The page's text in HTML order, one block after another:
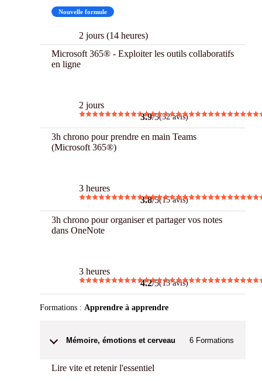
Nouvelle formule
2 jours (14 heures)
Microsoft 365® - Exploiter les outils collaboratifs
en ligne
2 jours
3.9/5(52 avis)
3h chrono pour prendre en main Teams
(Microsoft 365®)
3 heures
3.8/5(15 avis)
3h chrono pour organiser et partager vos notes
dans OneNote
3 heures
4.2/5(13 avis)
Formations : Apprendre à apprendre
Mémoire, émotions et cerveau 6 Formations
Lire vite et retenir l'essentiel